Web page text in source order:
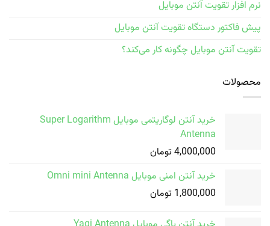
نرم افزار تقویت آنتن موبایل
پیش فاکتور دستگاه تقویت آنتن موبایل
تقویت آنتن موبایل چگونه کار می‌کند؟
محصولات
خرید آنتن لوگاریتمی موبایل Super Logarithm
Antenna
4,000,000 تومان
خرید آنتن امنی موبایل Omni mini Antenna
1,800,000 تومان